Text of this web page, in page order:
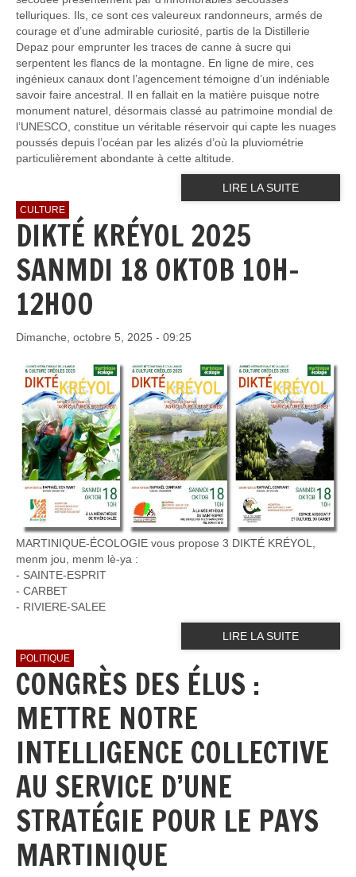
telluriques. Ils, ce sont ces valeureux randonneurs, armés de
courage et d’une admirable curiosité, partis de la Distillerie
Depaz pour emprunter les traces de canne à sucre qui
serpentent les flancs de la montagne. En ligne de mire, ces
ingénieux canaux dont l’agencement témoigne d’un indéniable
savoir faire ancestral. Il en fallait en la matière puisque notre
monument naturel, désormais classé au patrimoine mondial de
l’UNESCO, constitue un véritable réservoir qui capte les nuages
poussés depuis l’océan par les alizés d’où la pluviométrie
particulièrement abondante à cette altitude.
LIRE LA SUITE
CULTURE
DIKTÉ KRÉYOL 2025
SANMDI 18 OKTOB 10H-
12H00
Dimanche, octobre 5, 2025 - 09:25
MARTINIQUE-ÉCOLOGIE vous propose 3 DIKTÉ KRÉYOL,
menm jou, menm lè-ya :
- SAINTE-ESPRIT
- ⁠CARBET
- ⁠RIVIERE-SALEE
LIRE LA SUITE
POLITIQUE
CONGRÈS DES ÉLUS :
METTRE NOTRE
INTELLIGENCE COLLECTIVE
AU SERVICE D’UNE
STRATÉGIE POUR LE PAYS
MARTINIQUE